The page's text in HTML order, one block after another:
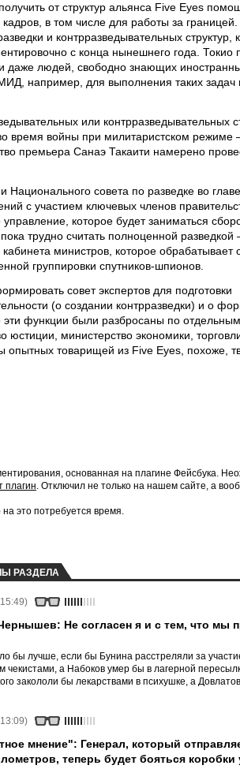
от структур альянса Five Eyes
в том числе для работы за границей.
и контрразведывательных структур,
с конца нынешнего года. Токио
даже людей, свободно знающих
например, для выполнения таких задач
или контрразведывательных
войны при милитаристском режиме
премьера Санаэ Такаити намерено
совета по разведке во
с участием ключевых членов
которое будет заниматься
трудно считать полноценной разведкой
министров, которое обрабатывает
группировки спутников-шпионов.
совет экспертов для подготовки
(о создании контрразведки) и о
функции были разбросаны по
министерство экономики,
опытных товарищей из Five Eyes, похоже,
основанная на плагине Фейсбука.
плагин. Отключил не только на нашем сайте, а
это потребуется время.
РАЗДЕЛА
Не согласен я и с тем, что мы
бы лучше, если бы Бунина расстреляли за
чекистами, а Набоков умер бы в лагерной
закололи бы лекарствами в психушке, а
мнение": Генерал, который
теперь будет бояться коробки